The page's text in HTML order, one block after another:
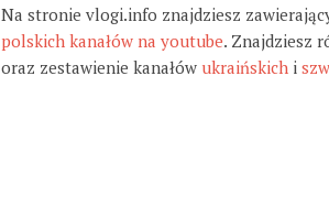
Na stronie vlogi.info znajdziesz
polskich kanałów na youtube. Znajdziesz
oraz zestawienie kanałów ukraińskich i